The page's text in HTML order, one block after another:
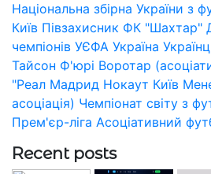
Національна збірна України з
Київ Півзахисник ФК "Шахтар"
чемпіонів УЄФА Україна
Тайсон Ф'юрі Воротар
"Реал Мадрид Нокаут Київ
асоціація) Чемпіонат світу з
Прем'єр-ліга Асоціативний
Recent posts